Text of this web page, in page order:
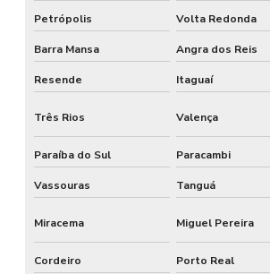
Petrópolis Volta Redonda
Barra Mansa Angra dos Reis
Resende Itaguaí
Três Rios Valença
Paraíba do Sul Paracambi
Vassouras Tanguá
Miracema Miguel Pereira
Cordeiro Porto Real